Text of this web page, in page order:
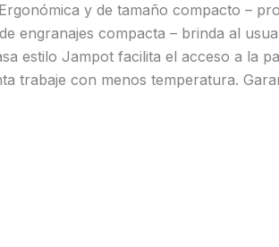
y de tamaño compacto –
engranajes compacta – brinda al
estilo Jampot facilita el acceso a la
trabaje con menos temperatura.